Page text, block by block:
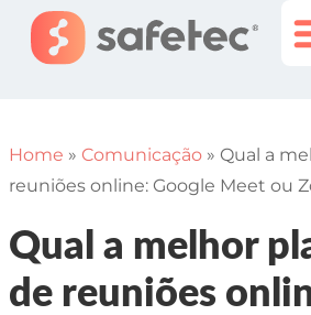
Home » Comunicação » Qual a
reuniões online: Google Meet ou
Qual a melhor
de reuniões